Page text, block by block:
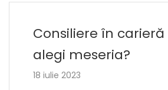
Consiliere în
alegi meseria?
18 iulie 2023